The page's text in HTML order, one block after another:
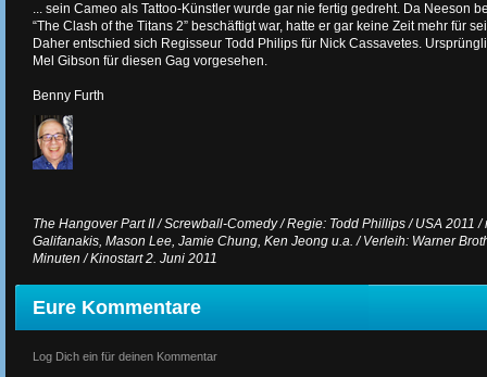
... sein Cameo als Tattoo-Künstler wurde gar nie fertig gedreht. Da Neeson
“The Clash of the Titans 2” beschäftigt war, hatte er gar keine Zeit mehr für
Daher entschied sich Regisseur Todd Philips für Nick Cassavetes.
Mel Gibson für diesen Gag vorgesehen.
Benny Furth
The Hangover Part II / Screwball-Comedy / Regie: Todd Phillips / USA 2011
Galifanakis, Mason Lee, Jamie Chung, Ken Jeong u.a. / Verleih: Warner
Minuten / Kinostart 2. Juni 2011
Eure Kommentare
Log Dich ein für deinen Kommentar